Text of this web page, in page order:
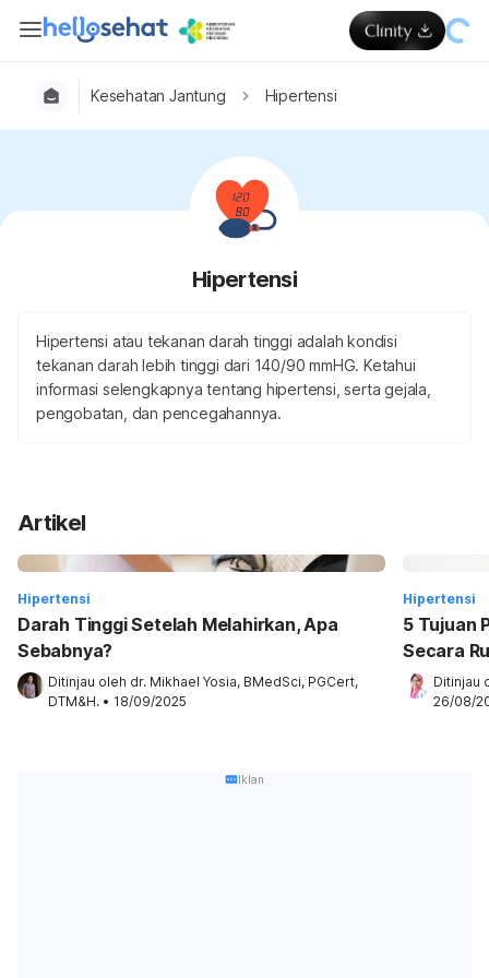
Kesehatan Jantung Hipertensi
Hipertensi
Hipertensi atau tekanan darah tinggi adalah kondisi
tekanan darah lebih tinggi dari 140/90 mmHG. Ketahui
informasi selengkapnya tentang hipertensi, serta gejala,
pengobatan, dan pencegahannya.
Artikel
Hipertensi
Darah Tinggi Setelah Melahirkan, Apa
Sebabnya?
Ditinjau oleh dr. Mikhael Yosia, BMedSci, PGCert,
DTM&H. • 18/09/2025
Hipertensi
5 Tujuan
Secara
Ditinjau
26/08/
Iklan